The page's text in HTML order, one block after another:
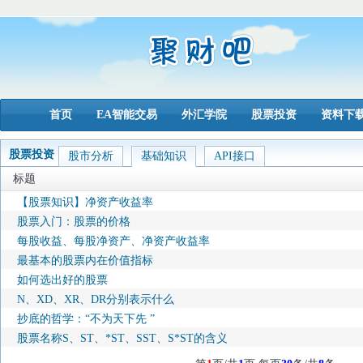
首页 EA智能交易 外汇学院 股票投资 资料下
股票投资 股市分析 基础知识
API接口
标题
【股票知识】净资产收益率
股票入门：股票的价格
每股收益、每股净资产、净资产收益率
最基本的股票内在价值指标
如何选出好的股票
N、XD、XR、DR分别表示什么
抄底的哲学：“不为天下先 ”
股票名称S、ST、*ST、SST、S*ST的含义